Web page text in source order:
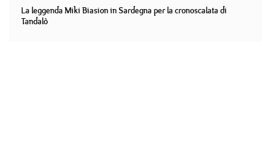
La leggenda Miki Biasion in Sardegna per la cronoscalata di
Tandalò